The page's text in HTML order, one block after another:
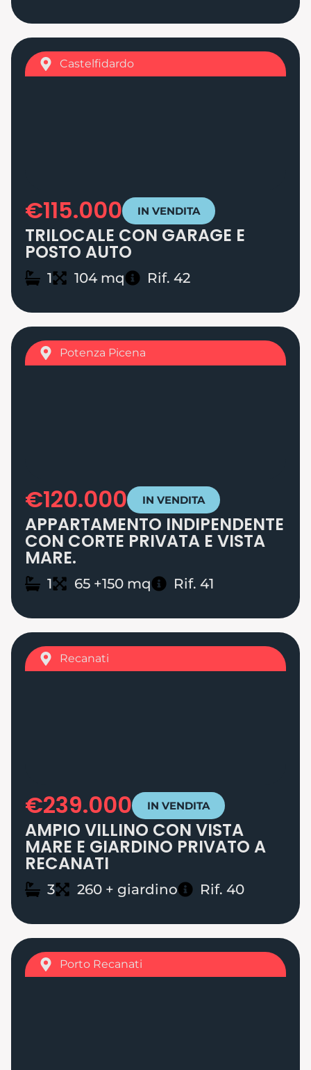
Castelfidardo
€115.000 IN VENDITA
TRILOCALE CON GARAGE E
POSTO AUTO
1 104 mq Rif. 42
Potenza Picena
€120.000 IN VENDITA
APPARTAMENTO INDIPENDENTE
CON CORTE PRIVATA E VISTA
MARE.
1 65 +150 mq Rif. 41
Recanati
€239.000 IN VENDITA
AMPIO VILLINO CON VISTA
MARE E GIARDINO PRIVATO A
RECANATI
3 260 + giardino Rif. 40
Porto Recanati